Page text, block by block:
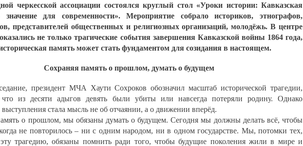
черкесской ассоциации состоялся круглый стол «Уроки истории: Кавказская
для современности». Мероприятие собрало историков, этнографов,
представителей общественных и религиозных организаций, молодёжь. В центре
не только трагические события завершения Кавказской войны 1864 года,
память может стать фундаментом для созидания в настоящем.
Сохраняя память о прошлом, думать о будущем
президент МЧА Хаути Сохроков обозначил масштаб исторической трагедии,
что из десяти адыгов девять были убиты или навсегда потеряли родину. Однако
стала мысль не об отчаянии, а о движении вперёд.
о прошлом, мы обязаны думать о будущем. Сегодня мы должны делать всё, чтобы
не повторилось – ни с одним народом, ни в одном государстве. Мы, потомки тех,
трагедию, обязаны помнить ради того, чтобы будущие поколения жили в мире и